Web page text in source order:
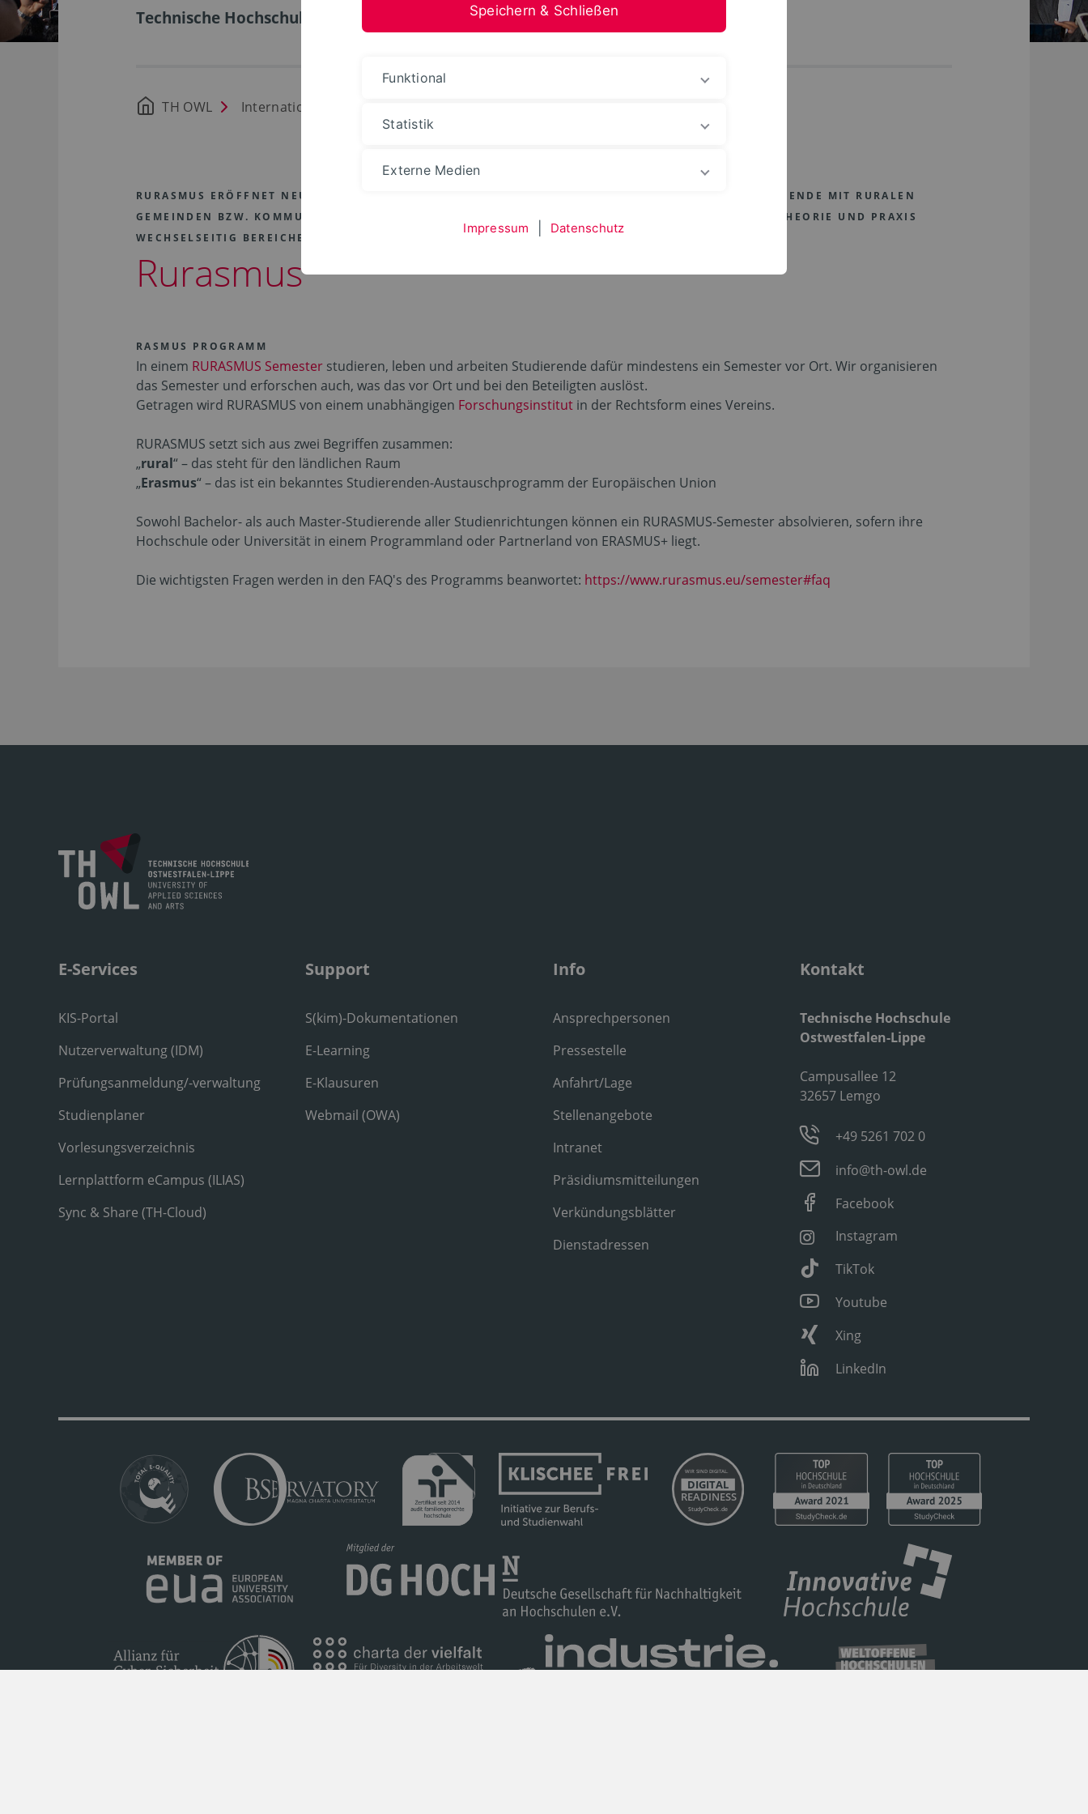
Technische Hochschule Ostwestfalen-Lippe
TH OWL International
RURASMUS ERÖFFNET NEUE PERSPEKTIVEN FÜR DAS RURALE EUROPA. DAFÜR BRINGEN WIR STUDIERENDE MIT RURALEN
GEMEINDEN BZW. KOMMUNEN UND REGIONEN ZUSAMMEN UND SCHAFFEN RÄUME, IN DENEN SICH THEORIE UND PRAXIS
WECHSELSEITIG BEREICHERN.
Rurasmus
RASMUS PROGRAMM
In einem RURASMUS Semester studieren, leben und arbeiten Studierende dafür mindestens ein Semester vor Ort. Wir organisieren
das Semester und erforschen auch, was das vor Ort und bei den Beteiligten auslöst.
Getragen wird RURASMUS von einem unabhängigen Forschungsinstitut in der Rechtsform eines Vereins.
RURASMUS setzt sich aus zwei Begriffen zusammen:
„rural“ – das steht für den ländlichen Raum
„Erasmus“ – das ist ein bekanntes Studierenden-Austauschprogramm der Europäischen Union
Sowohl Bachelor- als auch Master-Studierende aller Studienrichtungen können ein RURASMUS-Semester absolvieren, sofern ihre
Hochschule oder Universität in einem Programmland oder Partnerland von ERASMUS+ liegt.
Die wichtigsten Fragen werden in den FAQ's des Programms beanwortet: https://www.rurasmus.eu/semester#faq
E-Services
KIS-Portal
Nutzerverwaltung (IDM)
Prüfungsanmeldung/-verwaltung
Studienplaner
Vorlesungsverzeichnis
Lernplattform eCampus (ILIAS)
Sync & Share (TH-Cloud)
Support
S(kim)-Dokumentationen
E-Learning
E-Klausuren
Webmail (OWA)
Info
Ansprechpersonen
Pressestelle
Anfahrt/Lage
Stellenangebote
Intranet
Präsidiumsmitteilungen
Verkündungsblätter
Dienstadressen
Kontakt
Technische Hochschule
Ostwestfalen-Lippe
Campusallee 12
32657 Lemgo
+49 5261 702 0
info@th-owl.de
Facebook
Instagram
TikTok
Youtube
Xing
LinkedIn
Speichern & Schließen
Funktional
Statistik
Externe Medien
Impressum Datenschutz